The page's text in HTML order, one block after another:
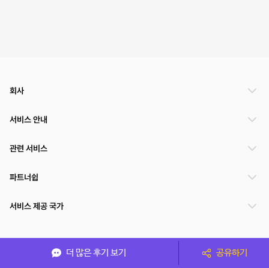
더 많은 후기 보기 공유하기
회사
서비스 안내
관련 서비스
파트너쉽
서비스 제공 국가
(주)NSPACE 사업자정보